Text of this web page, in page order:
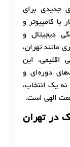
جدیدی برای
کامپیوتر و
دیجیتال و
تهران،
اقلیمی، این
دوره‌ای و
یک انتخاب،
الهی است.
در تهران